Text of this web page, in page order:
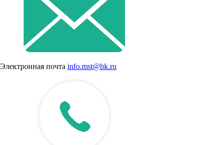
Электронная почта info.mst@bk.ru